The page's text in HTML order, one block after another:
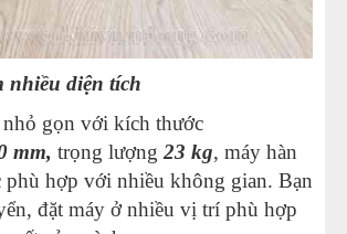
nhiều diện tích
gọn với kích thước
mm, trọng lượng 23 kg, máy hàn
phù hợp với nhiều không gian. Bạn
đặt máy ở nhiều vị trí phù hợp